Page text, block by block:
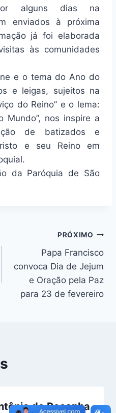
alguns dias na
enviados à próxima
já foi elaborada
às comunidades
e o tema do Ano do
e leigas, sujeitos na
do Reino” e o lema:
Mundo”, nos inspire a
de batizados e
e seu Reino em
da Paróquia de São
PRÓXIMO
Papa Francisco
convoca Dia de Jejum
e Oração pela Paz
para 23 de fevereiro
de Peçanha